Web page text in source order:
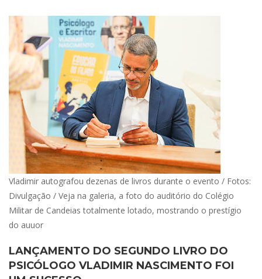
Vladimir autografou dezenas de livros durante o evento / Fotos:
Divulgação / Veja na galeria, a foto do auditório do Colégio
Militar de Candeias totalmente lotado, mostrando o prestígio
do auuor
LANÇAMENTO DO SEGUNDO LIVRO DO
PSICÓLOGO VLADIMIR NASCIMENTO FOI